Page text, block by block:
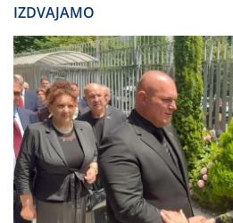
IZDVAJAMO